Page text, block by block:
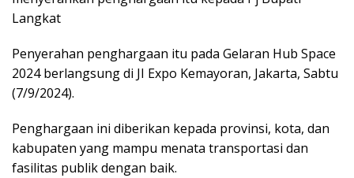
Langkat
Penyerahan penghargaan itu pada Gelaran Hub Space
2024 berlangsung di JI Expo Kemayoran, Jakarta, Sabtu
(7/9/2024).
Penghargaan ini diberikan kepada provinsi, kota, dan
kabupaten yang mampu menata transportasi dan
fasilitas publik dengan baik.